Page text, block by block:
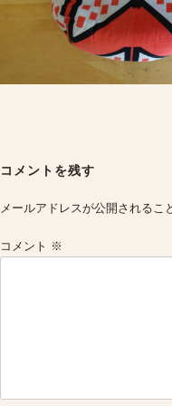
コメントを残す
メールアドレスが公開されるこ
コメント ※